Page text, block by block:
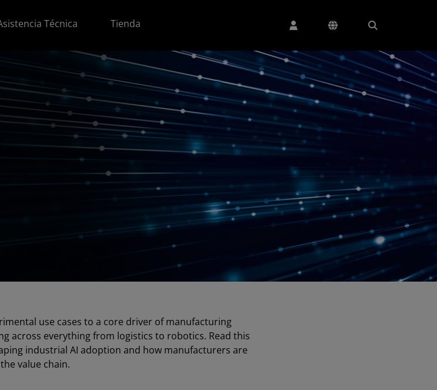
Técnica Tienda
use cases to a core driver of manufacturing
across everything from logistics to robotics. Read this
industrial AI adoption and how manufacturers are
value chain.